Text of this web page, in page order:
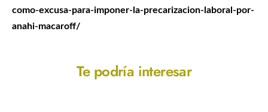
como-excusa-para-imponer-la-precarizacion-laboral-por-
anahi-macaroff/
Te podría interesar